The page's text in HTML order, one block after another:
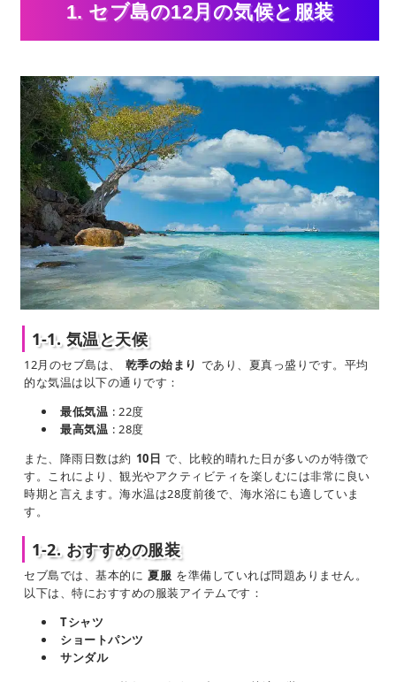
1. セブ島の12月の気候と服装
1-1. 気温と天候
12月のセブ島は、 乾季の始まり であり、夏真っ盛りです。平均
的な気温は以下の通りです：
最低気温 : 22度
最高気温 : 28度
また、降雨日数は約 10日 で、比較的晴れた日が多いのが特徴で
す。これにより、観光やアクティビティを楽しむには非常に良い
時期と言えます。海水温は28度前後で、海水浴にも適していま
す。
1-2. おすすめの服装
セブ島では、基本的に 夏服 を準備していれば問題ありません。
以下は、特におすすめの服装アイテムです：
Tシャツ
ショートパンツ
サンダル